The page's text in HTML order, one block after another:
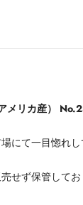
メリカ産）
にて一目惚れ
せず保管して